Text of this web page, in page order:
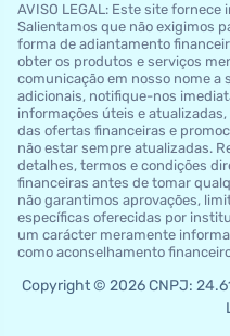
AVISO LEGAL: Este site
Salientamos que não exigimos
forma de adiantamento
obter os produtos e serviços
comunicação em nosso nome a
adicionais, notifique-nos
informações úteis e
das ofertas financeiras e
não estar sempre atualizadas.
detalhes, termos e condições
financeiras antes de tomar
não garantimos aprovações,
específicas oferecidas por
um carácter meramente
como aconselhamento
Copyright © 2026 CNPJ: